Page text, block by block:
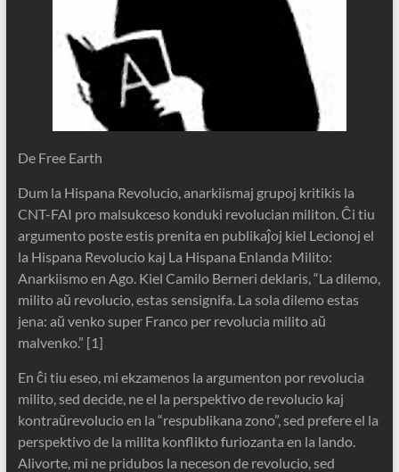
De Free Earth
Dum la Hispana Revolucio, anarkiismaj grupoj kritikis la
CNT-FAI pro malsukceso konduki revolucian militon. Ĉi tiu
argumento poste estis prenita en publikaĵoj kiel Lecionoj el
la Hispana Revolucio kaj La Hispana Enlanda Milito:
Anarkiismo en Ago. Kiel Camilo Berneri deklaris, “La dilemo,
milito aŭ revolucio, estas sensignifa. La sola dilemo estas
jena: aŭ venko super Franco per revolucia milito aŭ
malvenko.” [1]
En ĉi tiu eseo, mi ekzamenos la argumenton por revolucia
milito, sed decide, ne el la perspektivo de revolucio kaj
kontraŭrevolucio en la “respublikana zono”, sed prefere el la
perspektivo de la milita konflikto furiozanta en la lando.
Alivorte, mi ne pridubos la neceson de revolucio, sed